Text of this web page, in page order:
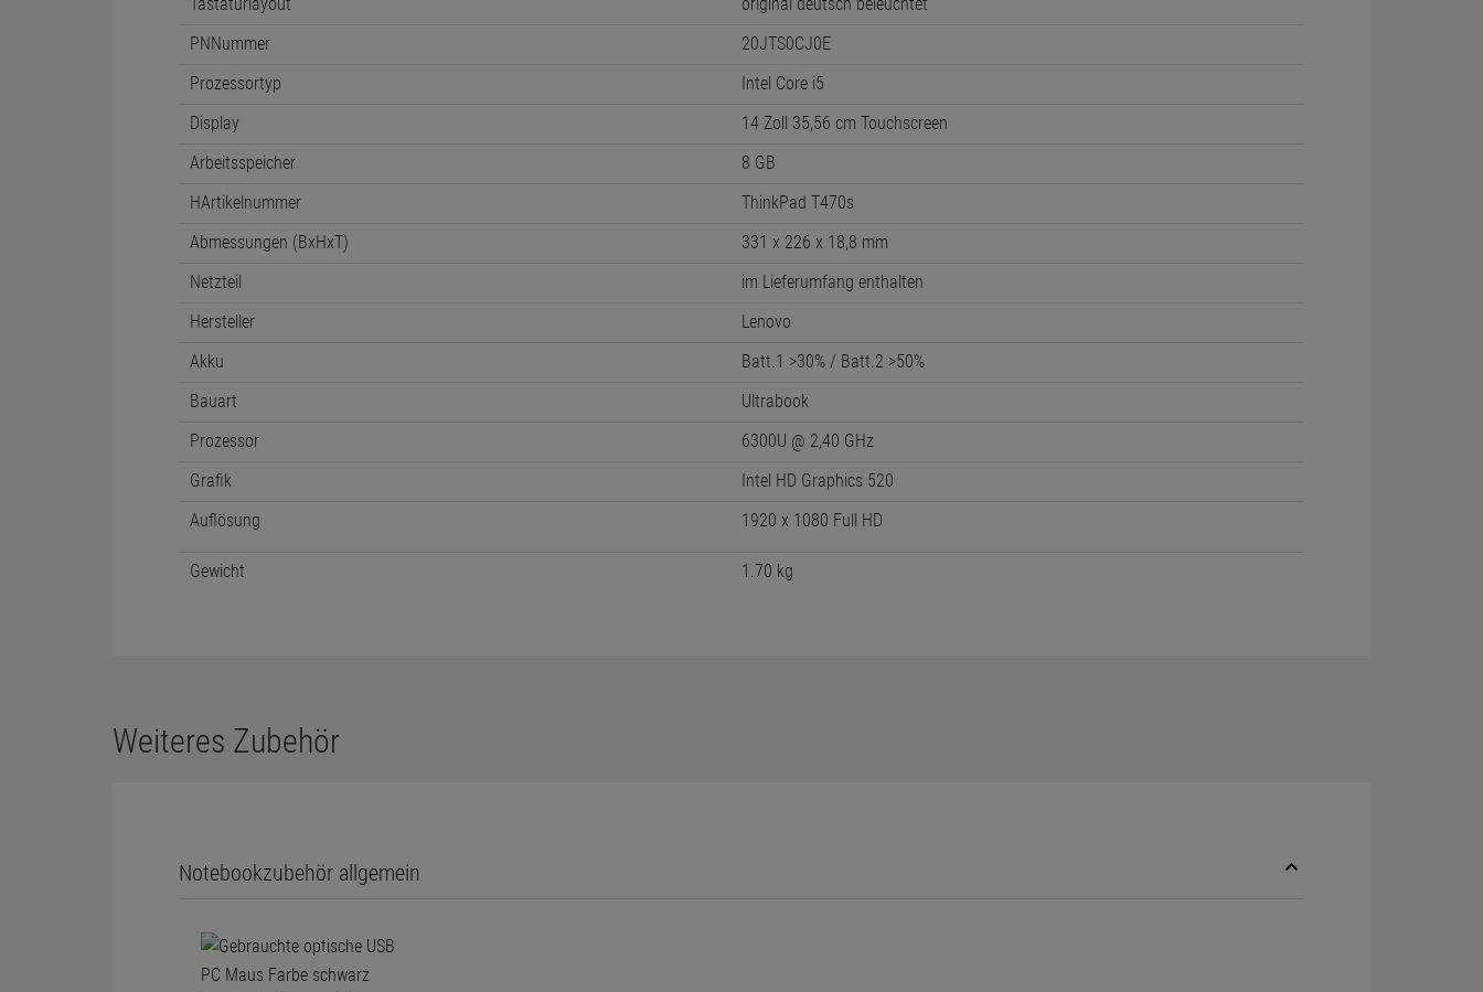
PNNummer
20JTS0CJ0E
Prozessortyp
Intel Core i5
Display
14 Zoll 35,56 cm Touchscreen
Arbeitsspeicher
8 GB
HArtikelnummer
ThinkPad T470s
Abmessungen (BxHxT)
331 x 226 x 18,8 mm
Netzteil
im Lieferumfang enthalten
Hersteller
Lenovo
Akku
Batt.1 >30% / Batt.2 >50%
Bauart
Ultrabook
Prozessor
6300U @ 2,40 GHz
Grafik
Intel HD Graphics 520
Auflösung
1920 x 1080 Full HD
Gewicht 1.70 kg
Weiteres Zubehör
Notebookzubehör allgemein